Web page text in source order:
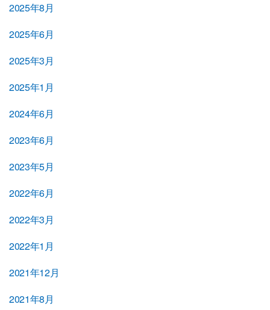
2025年8月
2025年6月
2025年3月
2025年1月
2024年6月
2023年6月
2023年5月
2022年6月
2022年3月
2022年1月
2021年12月
2021年8月